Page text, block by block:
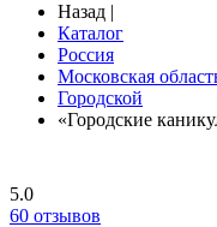
Назад |
Каталог
Россия
Московская
Городской
«Городские
5.0
60 отзывов